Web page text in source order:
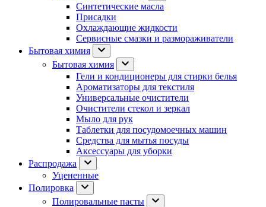
Синтетические масла
Присадки
Охлаждающие жидкости
Сервисные смазки и размораживатели
Бытовая химия
Бытовая химия
Гели и кондиционеры для стирки белья
Ароматизаторы для текстиля
Универсальные очистители
Очистители стекол и зеркал
Мыло для рук
Таблетки для посудомоечных машин
Средства для мытья посуды
Аксессуары для уборки
Распродажа
Уцененные
Полировка
Полировальные пасты